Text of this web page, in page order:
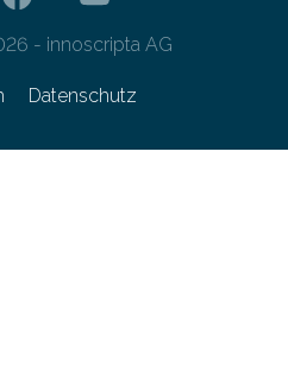
- innoscripta AG
Datenschutz